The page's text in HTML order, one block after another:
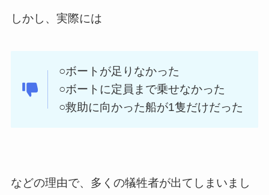
しかし、実際には
○ボートが足りなかった
○ボートに定員まで乗せなかった
○救助に向かった船が1隻だけだった
などの理由で、多くの犠牲者が出てしまいまし